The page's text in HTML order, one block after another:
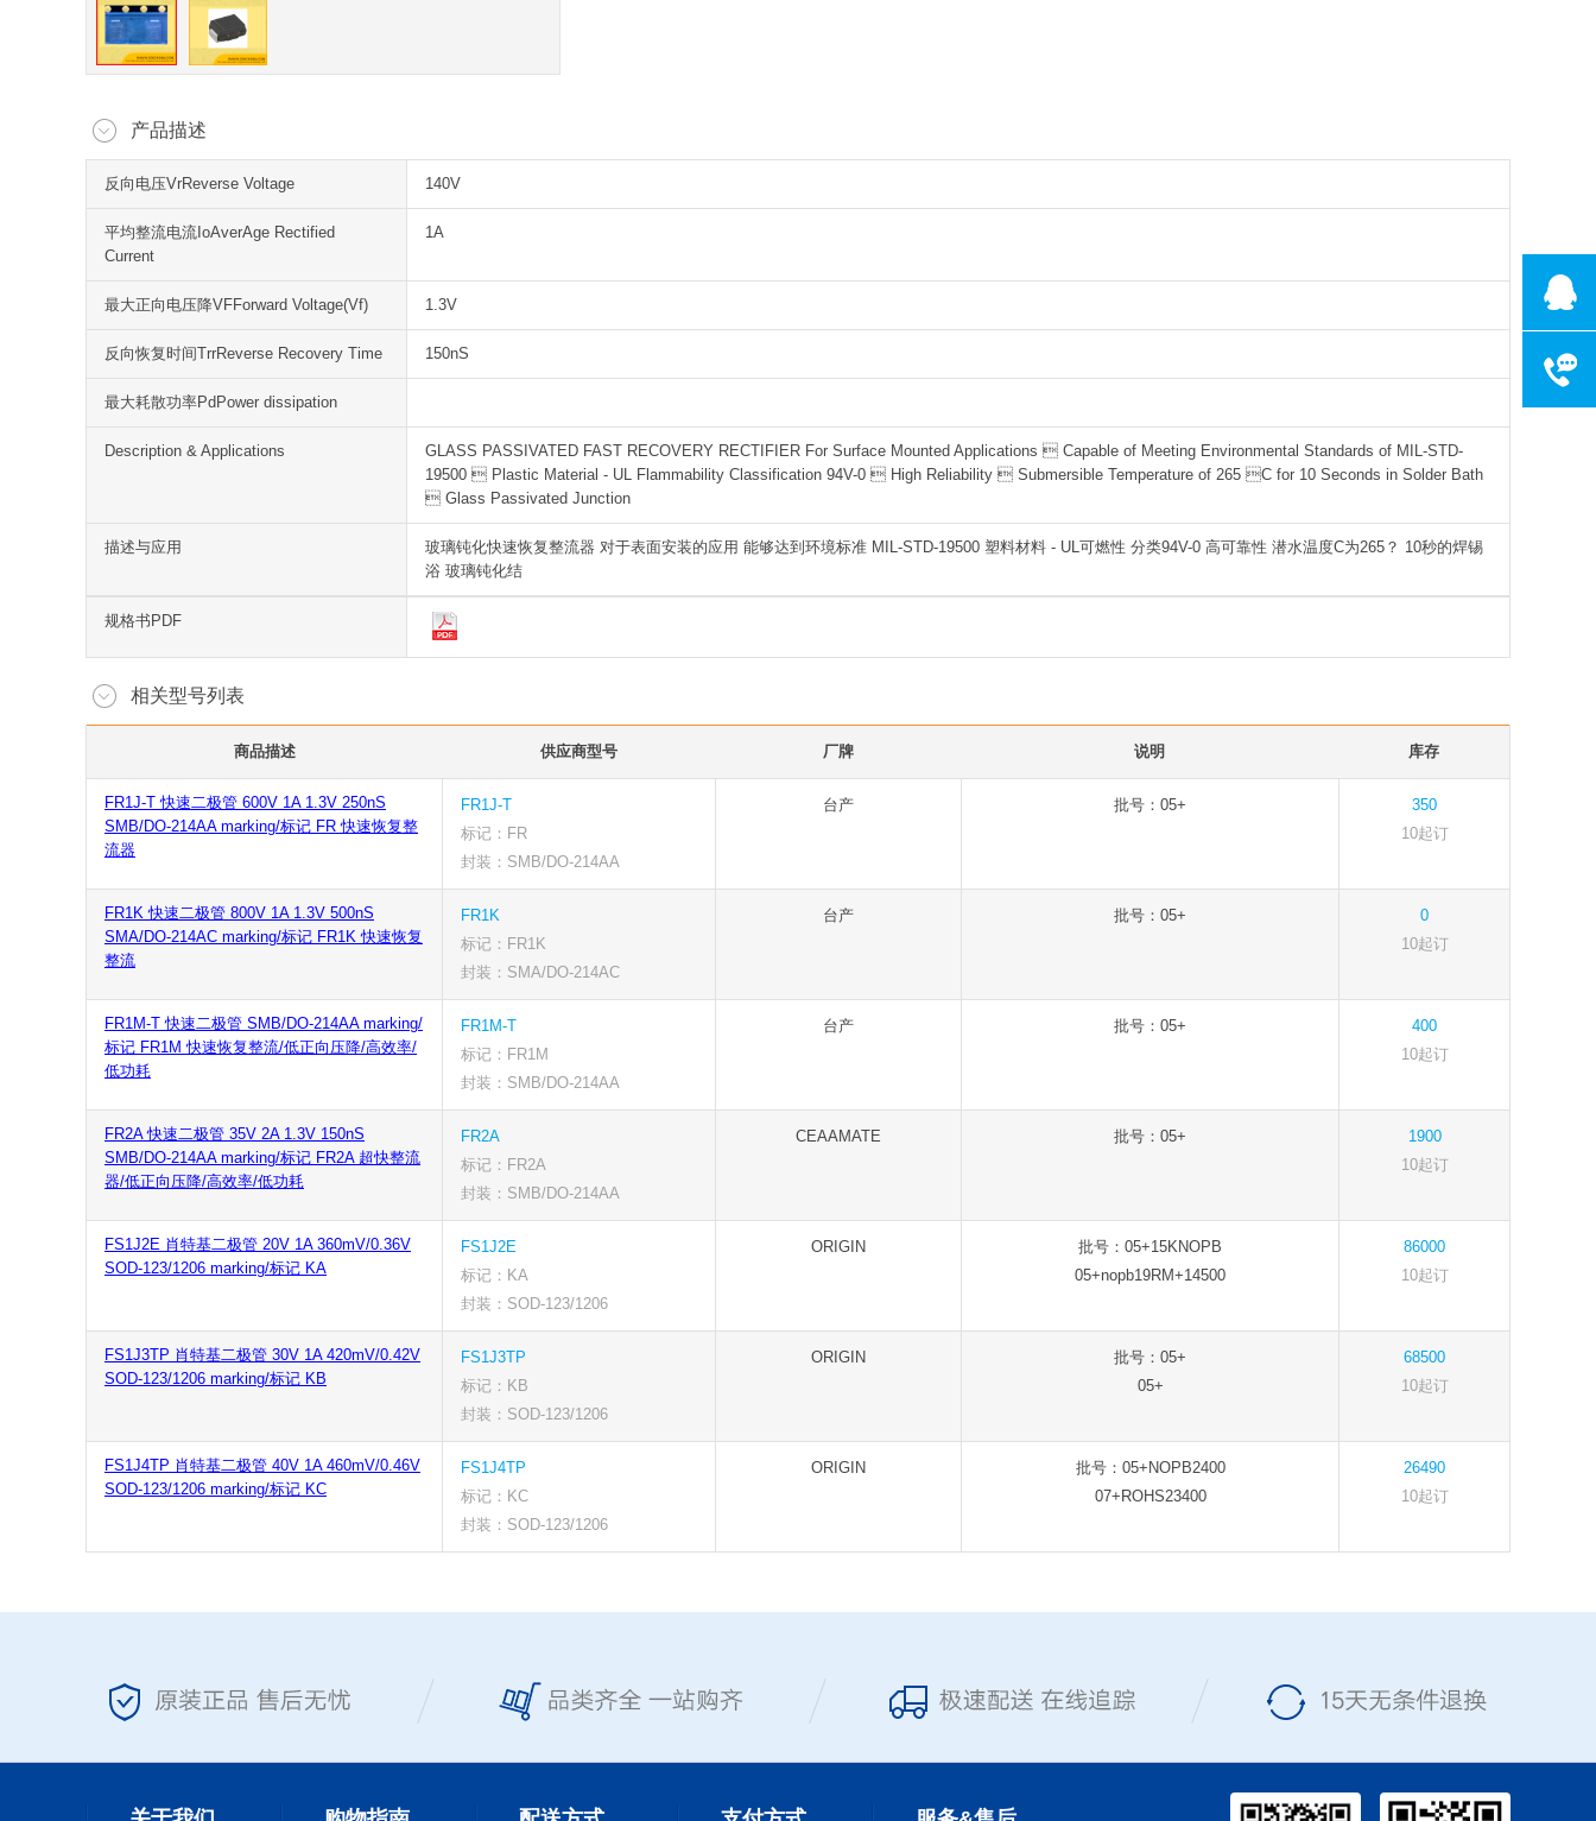
产品描述
反向电压VrReverse Voltage 140V
平均整流电流IoAverAge Rectified
Current
1A
最大正向电压降VFForward Voltage(Vf) 1.3V
反向恢复时间TrrReverse Recovery Time 150nS
最大耗散功率PdPower dissipation
Description & Applications
GLASS PASSIVATED FAST RECOVERY RECTIFIER For Surface Mounted Applications  Capable of Meeting Environmental Standards of MIL-STD-
19500  Plastic Material - UL Flammability Classification 94V-0  High Reliability  Submersible Temperature of 265 C for 10 Seconds in Solder Bath
 Glass Passivated Junction
描述与应用
玻璃钝化快速恢复整流器 对于表面安装的应用 能够达到环境标准 MIL-STD-19500 塑料材料 - UL可燃性 分类94V-0 高可靠性 潜水温度C为265？ 10秒的焊锡
浴 玻璃钝化结
规格书PDF
相关型号列表
商品描述 供应商型号 厂牌 说明 库存
FR1J-T 快速二极管 600V 1A 1.3V 250nS
SMB/DO-214AA marking/标记 FR 快速恢复整
流器
FR1J-T
标记：FR
封装：SMB/DO-214AA
台产 批号：05+
350
10起订
FR1K 快速二极管 800V 1A 1.3V 500nS
SMA/DO-214AC marking/标记 FR1K 快速恢复
整流
FR1K
标记：FR1K
封装：SMA/DO-214AC
台产 批号：05+
0
10起订
FR1M-T 快速二极管 SMB/DO-214AA marking/
标记 FR1M 快速恢复整流/低正向压降/高效率/
低功耗
FR1M-T
标记：FR1M
封装：SMB/DO-214AA
台产 批号：05+
400
10起订
FR2A 快速二极管 35V 2A 1.3V 150nS
SMB/DO-214AA marking/标记 FR2A 超快整流
器/低正向压降/高效率/低功耗
FR2A
标记：FR2A
封装：SMB/DO-214AA
CEAAMATE 批号：05+
1900
10起订
FS1J2E 肖特基二极管 20V 1A 360mV/0.36V
SOD-123/1206 marking/标记 KA
FS1J2E
标记：KA
封装：SOD-123/1206
ORIGIN
批号：05+15KNOPB
05+nopb19RM+14500
86000
10起订
FS1J3TP 肖特基二极管 30V 1A 420mV/0.42V
SOD-123/1206 marking/标记 KB
FS1J3TP
标记：KB
封装：SOD-123/1206
ORIGIN
批号：05+
05+
68500
10起订
FS1J4TP 肖特基二极管 40V 1A 460mV/0.46V
SOD-123/1206 marking/标记 KC
FS1J4TP
标记：KC
封装：SOD-123/1206
ORIGIN
批号：05+NOPB2400
07+ROHS23400
26490
10起订
客服电话
工作时间: